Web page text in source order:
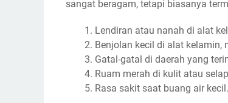
sangat beragam, tetapi biasanya
Lendiran atau nanah di alat
Benjolan kecil di alat kelamin,
Gatal-gatal di daerah yang
Ruam merah di kulit atau
Rasa sakit saat buang air kecil.